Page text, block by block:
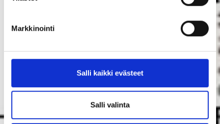
Markkinointi
Salli kaikki evästeet
Salli valinta